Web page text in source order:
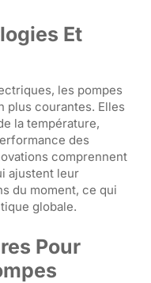
Et
les pompes
plus courantes. Elles
la température,
des
comprennent
ajustent leur
du moment, ce qui
globale.
Pour